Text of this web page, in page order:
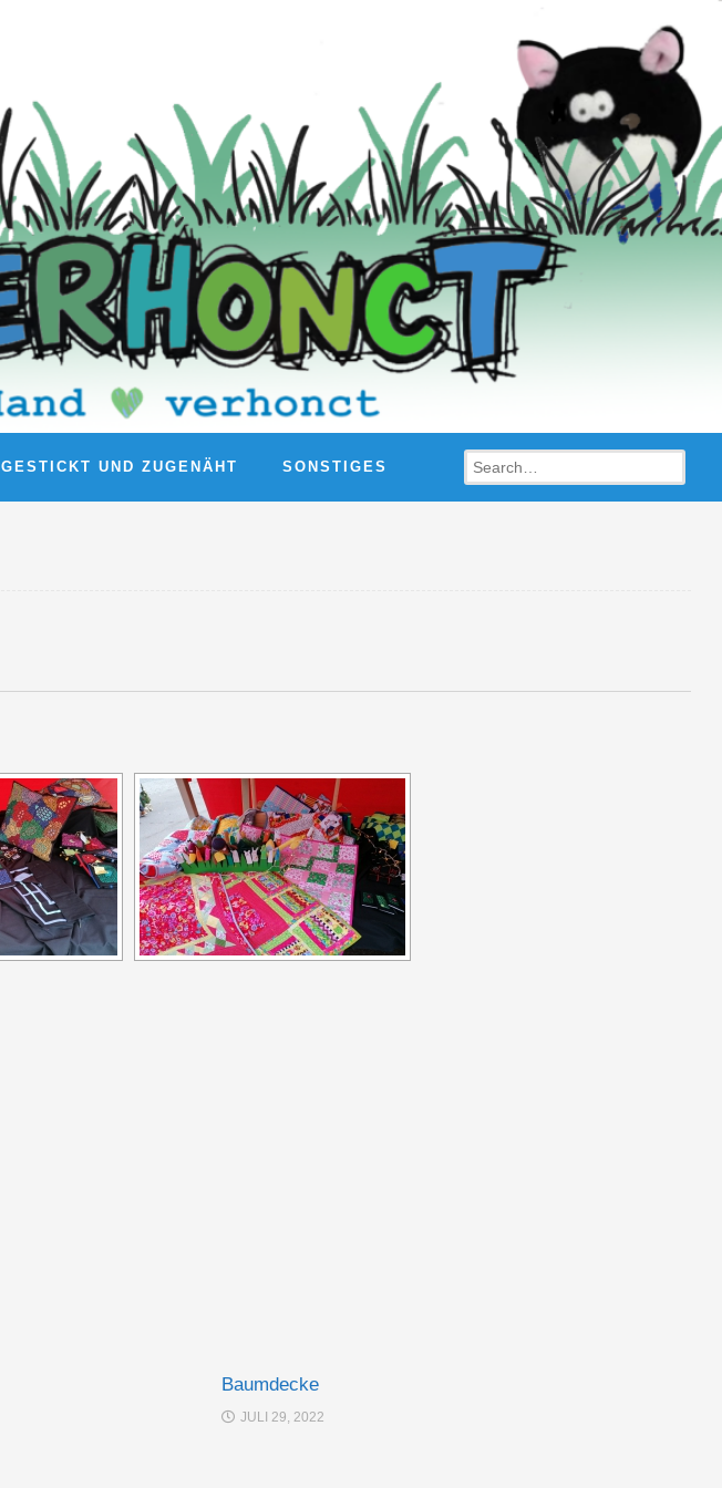
GESTICKT UND ZUGENÄHT SONSTIGES Search
Baumdecke
JULI 29, 2022